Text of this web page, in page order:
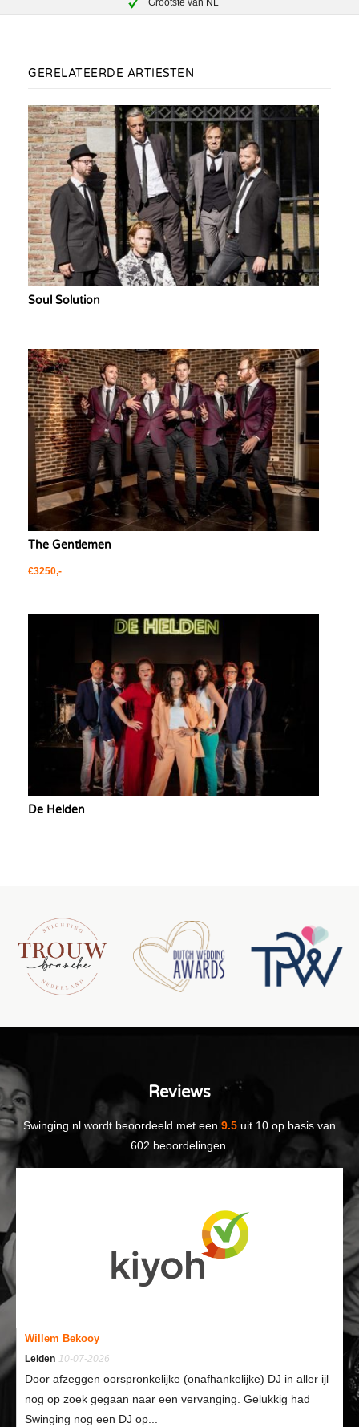
GERELATEERDE ARTIESTEN
Soul Solution
The Gentlemen
€3250,-
De Helden
Reviews
Swinging.nl wordt beoordeeld met een 9.5 uit 10 op basis van
602 beoordelingen.
Milène du Burck
Wassenaar 06-07-2026
Voor mijn opdrachtgevers werk ik vaak samen met
Swining.nl. Ze zijn pro-actief, servicegericht, mee-denkend,
snel in de communicatie en...